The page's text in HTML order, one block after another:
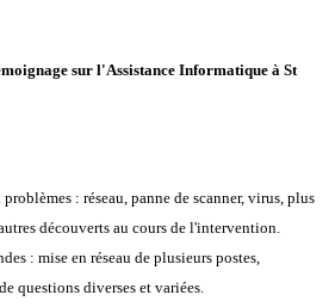
sur l'Assistance Informatique à St
: réseau, panne de scanner, virus, plus
découverts au cours de l'intervention.
: mise en réseau de plusieurs postes,
questions diverses et variées.